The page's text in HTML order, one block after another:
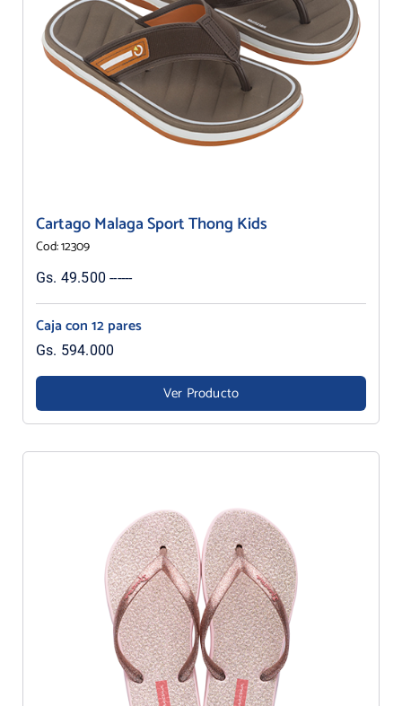
Cartago Malaga Sport Thong Kids
Cod: 12309
Gs. 49.500 ------
Caja con 12 pares
Gs. 594.000
Ver Producto